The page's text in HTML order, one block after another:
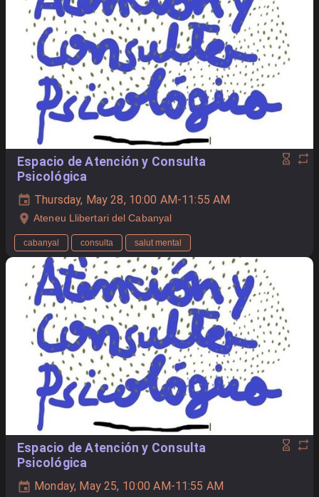
Espacio de Atención y Consulta
Psicológica
Thursday, May 28, 10:00 AM-11:55 AM
Ateneu Llibertari del Cabanyal
cabanyal consulta salut mental
Espacio de Atención y Consulta
Psicológica
Monday, May 25, 10:00 AM-11:55 AM